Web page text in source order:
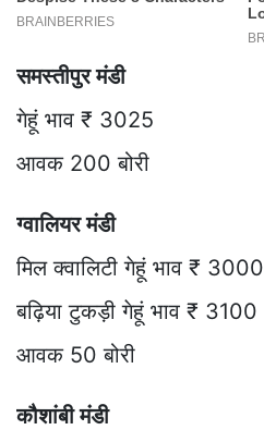
समस्तीपुर मंडी
गेहूं भाव ₹ 3025
आवक 200 बोरी
ग्वालियर मंडी
मिल क्वालिटी गेहूं भाव ₹ 3000
बढ़िया टुकड़ी गेहूं भाव ₹ 3100
आवक 50 बोरी
कौशांबी मंडी